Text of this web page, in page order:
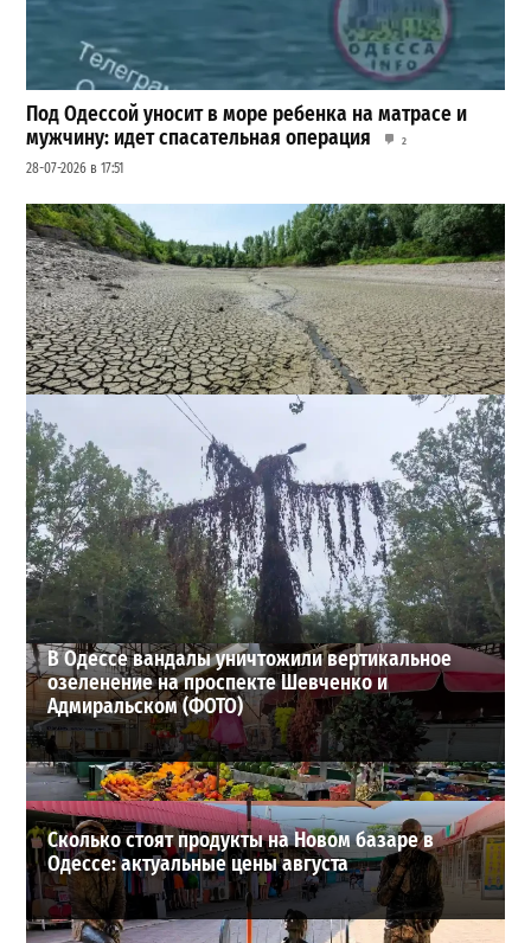
Под Одессой уносит в море ребенка на матрасе и
мужчину: идет спасательная операция
2
28-07-2026 в 17:51
Днестр рекордно обмелел: одесситов просят срочно
экономить воду
2
29-07-2026 в 19:28
ВИБОР РЕДАКЦИИ
В Одессе вандалы уничтожили вертикальное
озеленение на проспекте Шевченко и
Адмиральском (ФОТО)
Сколько стоят продукты на Новом базаре в
Одессе: актуальные цены августа